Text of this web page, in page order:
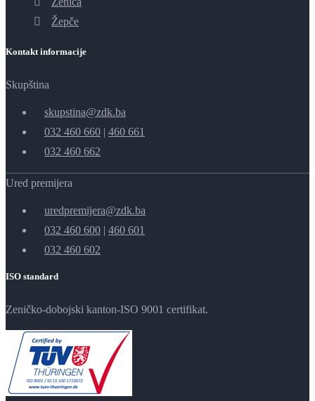
Žepče
Kontakt informacije
Skupština
skupstina@zdk.ba
032 460 660 | 460 661
032 460 662
Ured premijera
uredpremijera@zdk.ba
032 460 600 | 460 601
032 460 602
ISO standard
Zeničko-dobojski kanton-ISO 9001 certifikat.